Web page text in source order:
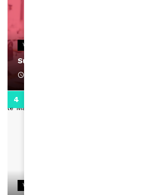
VIDEOS
Support Black Business Wee-kend
VIDEOS